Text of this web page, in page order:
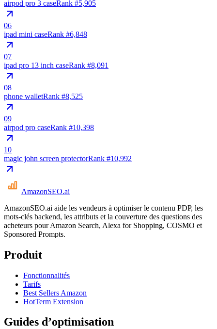
airpod pro 3 caseRank #5,905
06
ipad mini caseRank #6,848
07
ipad pro 13 inch caseRank #8,091
08
phone walletRank #8,525
09
airpod pro caseRank #10,398
10
magic john screen protectorRank #10,992
AmazonSEO.ai
AmazonSEO.ai aide les vendeurs à optimiser le contenu PDP, les
mots-clés backend, les attributs et la couverture des questions des
acheteurs pour Amazon Search, Alexa for Shopping, COSMO et
Sponsored Prompts.
Produit
Fonctionnalités
Tarifs
Best Sellers Amazon
HotTerm Extension
Guides d’optimisation